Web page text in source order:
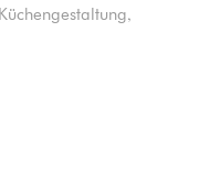
Küchengestaltung,